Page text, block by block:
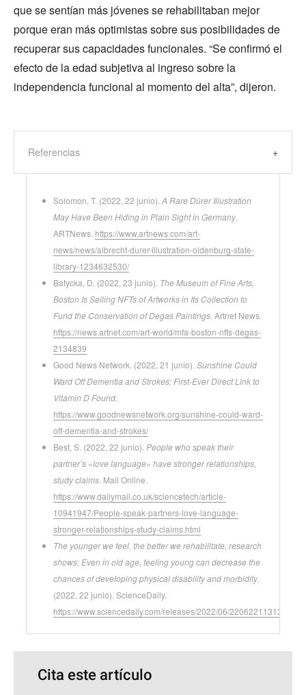
que se sentían más jóvenes se rehabilitaban mejor
porque eran más optimistas sobre sus posibilidades de
recuperar sus capacidades funcionales. “Se confirmó el
efecto de la edad subjetiva al ingreso sobre la
independencia funcional al momento del alta”, dijeron.
Referencias
Solomon, T. (2022, 22 junio). A Rare Dürer Illustration
May Have Been Hiding in Plain Sight in Germany
ARTNews. https://www.artnews.com/art-
news/news/albrecht-durer-illustration-oldenburg-state-
library-1234632530/
Batycka, D. (2022, 23 junio). The Museum of Fine Arts,
Boston Is Selling NFTs of Artworks in Its Collection to
Fund the Conservation of Degas Paintings . Artnet News.
https://news.artnet.com/art-world/mfa-boston-nfts-degas-
2134839
Good News Network. (2022, 21 junio). Sunshine Could
Ward Off Dementia and Strokes: First-Ever Direct Link to
Vitamin D Found
https://www.goodnewsnetwork.org/sunshine-could-ward-
off-dementia-and-strokes/
Best, S. (2022, 22 junio). People who speak their
partner’s «love language» have stronger relationships,
study claims . Mail Online.
https://www.dailymail.co.uk/sciencetech/article-
10941947/People-speak-partners-love-language-
stronger-relationships-study-claims.html
The younger we feel, the better we rehabilitate, research
shows: Even in old age, feeling young can decrease the
chances of developing physical disability and morbidity
(2022, 22 junio). ScienceDaily.
https://www.sciencedaily.com/releases/2022/06/220622113139.htm
Cita este artículo